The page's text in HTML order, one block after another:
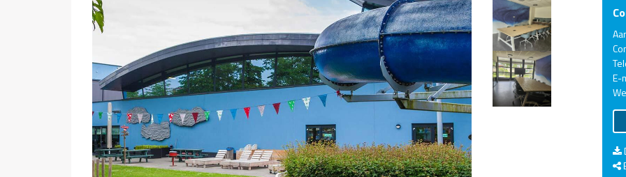
E-